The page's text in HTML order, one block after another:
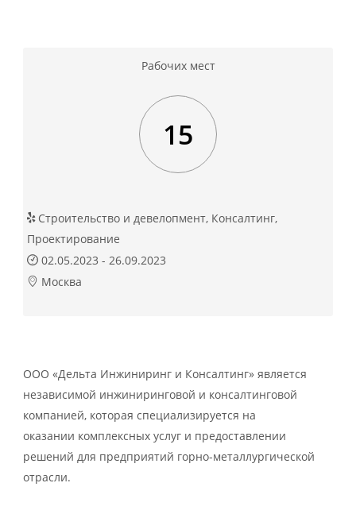
Рабочих мест
15
Строительство и девелопмент, Консалтинг,
Проектирование
02.05.2023 - 26.09.2023
Москва
ООО «Дельта Инжиниринг и Консалтинг» является
независимой инжиниринговой и консалтинговой
компанией, которая специализируется на
оказании комплексных услуг и предоставлении
решений для предприятий горно-металлургической
отрасли.